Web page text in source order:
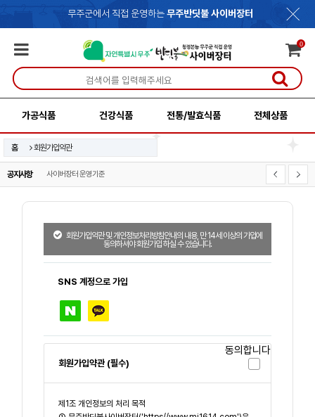
무주군에서 직접 운영하는무주반딧불 사이버장터
0
가공식품 건강식품 전통/발효식품 전체상품
홈 회원가입약관
공지사항
사이버장터 운영기준
회원가입약관 및 개인정보처리방침안내의 내용, 만 14세 이상의 가입에
동의하셔야 회원가입 하실 수 있습니다.
SNS 계정으로 가입
회원가입약관 (필수)
동의합니다